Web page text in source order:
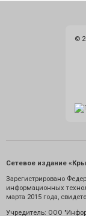
©
Сетевое издание
Зарегистрировано
информационных
марта 2015 года,
Учредитель: ООО